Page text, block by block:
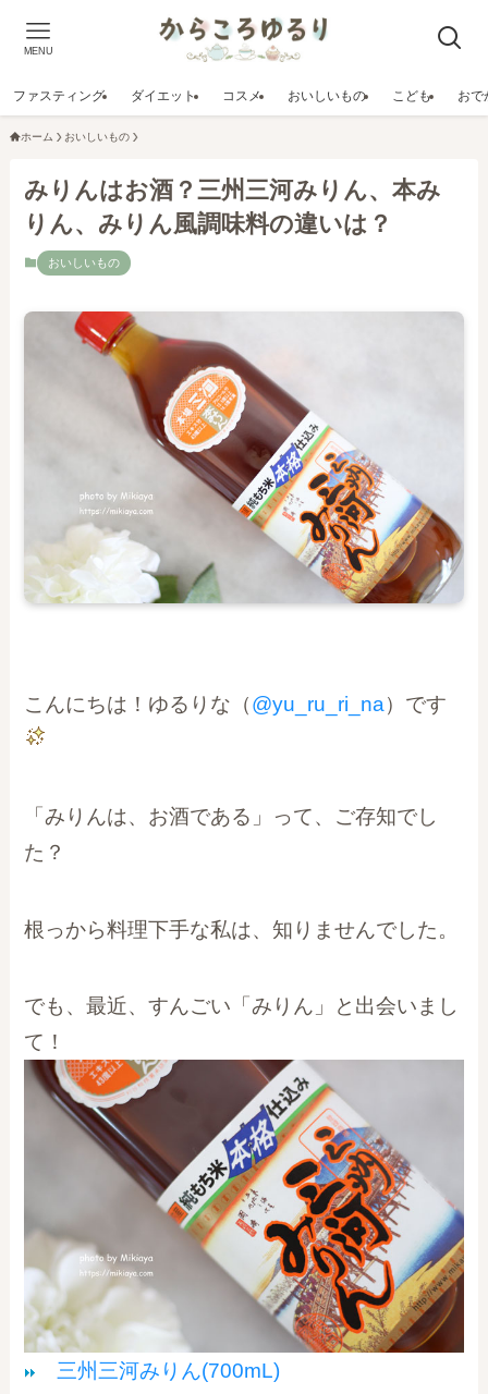
MENU
ファスティング ダイエット コスメ おいしいもの こども おで
ホーム おいしいもの
みりんはお酒？三州三河みりん、本み
りん、みりん風調味料の違いは？
おいしいもの
こんにちは！ゆるりな（@yu_ru_ri_na）です
「みりんは、お酒である」って、ご存知でし
た？
根っから料理下手な私は、知りませんでした。
でも、最近、すんごい「みりん」と出会いまし
て！
三州三河みりん(700mL)